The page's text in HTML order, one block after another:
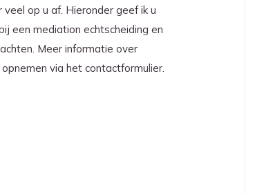
op u af. Hieronder geef ik u
een mediation echtscheiding en
Meer informatie over
via het contactformulier.